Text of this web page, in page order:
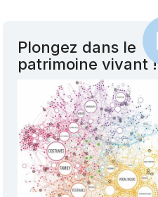
Plongez dans le
patrimoine vivant !